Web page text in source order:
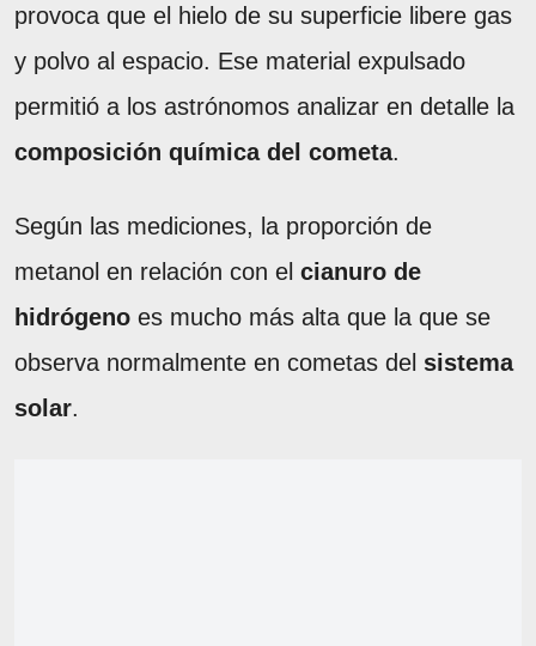
provoca que el hielo de su superficie libere gas
y polvo al espacio. Ese material expulsado
permitió a los astrónomos analizar en detalle la
composición química del cometa.
Según las mediciones, la proporción de
metanol en relación con el cianuro de
hidrógeno es mucho más alta que la que se
observa normalmente en cometas del sistema
solar.